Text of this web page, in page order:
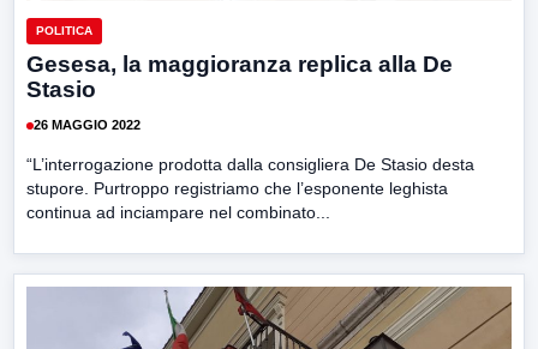
POLITICA
Gesesa, la maggioranza replica alla De
Stasio
26 MAGGIO 2022
“L’interrogazione prodotta dalla consigliera De Stasio desta
stupore. Purtroppo registriamo che l’esponente leghista
continua ad inciampare nel combinato...